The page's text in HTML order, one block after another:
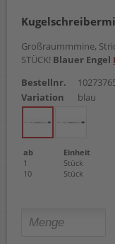
Großraummmine,
STÜCK! Blauer Engel
Bestellnr.
Variation
blau
ab Einheit
1
Stück
10
Stück